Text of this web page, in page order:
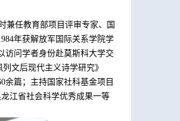
兼任教育部项目评审专家、国
年获解放军国际关系学院学
访问学者身份赴莫斯科大学交
文后现代主义诗学研究》
余篇；主持国家社科基金项目
江省社会科学优秀成果一等